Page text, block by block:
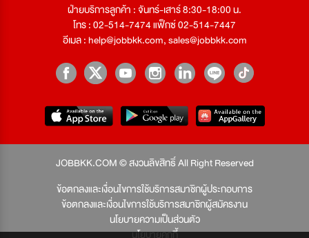
ฝ่ายบริการลูกค้า : จันทร์-เสาร์ 8:30-18:00 น.
โทร : 02-514-7474 แฟ็กซ์ 02-514-7447
อีเมล :help@jobbkk.com,sales@jobbkk.com
JOBBKK.COM © สงวนลิขสิทธิ์ All Right Reserved
ข้อตกลงและเงื่อนไขการใช้บริการสมาชิกผู้ประกอบการ
ข้อตกลงและเงื่อนไขการใช้บริการสมาชิกผู้สมัครงาน
นโยบายความเป็นส่วนตัว